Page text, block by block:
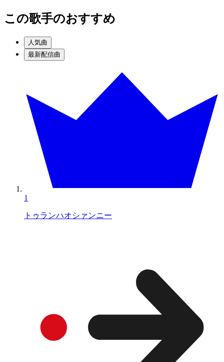
この歌手のおすすめ
人気曲
最新配信曲
1
トゥランハオシァンニー